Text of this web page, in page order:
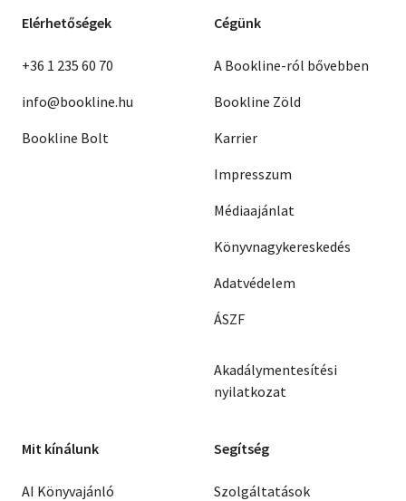
Elérhetőségek
+36 1 235 60 70
info@bookline.hu
Bookline Bolt
Cégünk
A Bookline-ról bővebben
Bookline Zöld
Karrier
Impresszum
Médiaajánlat
Könyvnagykereskedés
Adatvédelem
ÁSZF
Akadálymentesítési
nyilatkozat
Mit kínálunk
AI Könyvajánló
Segítség
Szolgáltatások